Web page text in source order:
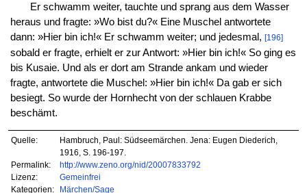
Er schwamm weiter, tauchte und sprang aus dem Wasser
heraus und fragte: »Wo bist du?« Eine Muschel antwortete
dann: »Hier bin ich!« Er schwamm weiter; und jedesmal, [196]
sobald er fragte, erhielt er zur Antwort: »Hier bin ich!« So ging es
bis Kusaie. Und als er dort am Strande ankam und wieder
fragte, antwortete die Muschel: »Hier bin ich!« Da gab er sich
besiegt. So wurde der Hornhecht von der schlauen Krabbe
beschämt.
Quelle:
Hambruch, Paul: Südseemärchen. Jena: Eugen Diederich,
1916, S. 196-197.
Permalink:
http://www.zeno.org/nid/20007833792
Lizenz:
Gemeinfrei
Kategorien:
Märchen/Sage